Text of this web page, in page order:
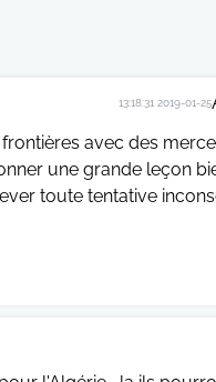
2019-01-25 13:18:31
avec des
une grande leçon
toute tentative